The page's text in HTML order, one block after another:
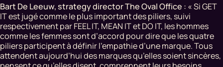
Bart De Leeuw, strategy director The Oval Office : « Si GET
IT est jugé comme le plus important des piliers, suivi
respectivement par FEEL IT, MEAN IT et DO IT, les hommes
comme les femmes sont d’accord pour dire que les quatre
piliers participent à définir l’empathie d’une marque. Tous
attendent aujourd’hui des marques qu’elles soient sincères,